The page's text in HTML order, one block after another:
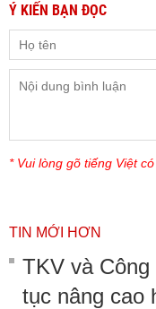
Ý KIẾN BẠN ĐỌC
* Vui lòng gõ tiếng Việt
TIN MỚI HƠN
TKV và
tục nâng cao